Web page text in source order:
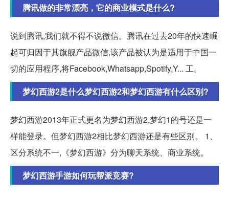
腾讯做的非常漂亮，它的商业模式是什么?
说到腾讯,我们就不得不说微信。腾讯在过去20年的快速崛
起可归因于其旗舰产品微信,该产品被认为是适用于中国一
切的应用程序,将Facebook,Whatsapp,Spotify,Y... 工。
梦幻西游2是什么梦幻西游2和梦幻西游有什么区别?
梦幻西游2013年正式更名为梦幻西游2,梦幻1的号还是一
样能登录。但梦幻西游2相比梦幻西游还是有些区别。 1、
区分系统不一,《梦幻西游》分为聊天系统、商业系统。
梦幻西游手游如何玩帮派竞赛?